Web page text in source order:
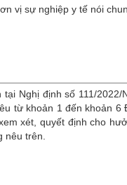
vị sự nghiệp y tế nói
Nghị định số 111/2022/
từ khoản 1 đến khoản 6
xét, quyết định cho
trên.